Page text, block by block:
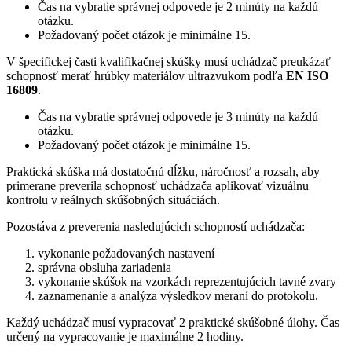
Čas na vybratie správnej odpovede je 2 minúty na každú
otázku.
Požadovaný počet otázok je minimálne 15.
V špecifickej časti kvalifikačnej skúšky musí uchádzač preukázať
schopnosť merať hrúbky materiálov ultrazvukom podľa EN ISO
16809.
Čas na vybratie správnej odpovede je 3 minúty na každú
otázku.
Požadovaný počet otázok je minimálne 15.
Praktická skúška má dostatočnú dĺžku, náročnosť a rozsah, aby
primerane preverila schopnosť uchádzača aplikovať vizuálnu
kontrolu v reálnych skúšobných situáciách.
Pozostáva z preverenia nasledujúcich schopností uchádzača:
vykonanie požadovaných nastavení
správna obsluha zariadenia
vykonanie skúšok na vzorkách reprezentujúcich tavné zvary
zaznamenanie a analýza výsledkov meraní do protokolu.
Každý uchádzač musí vypracovať 2 praktické skúšobné úlohy. Čas
určený na vypracovanie je maximálne 2 hodiny.